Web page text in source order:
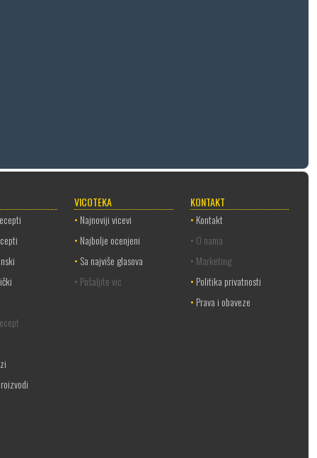
VICOTEKA
• Najnoviji vicevi
• Najbolje ocenjeni
• Sa najviše glasova
• Pošaljite vic
KONTAKT
• Kontakt
• O nama
• Marketing
• Politika privatnosti
• Prava i obaveze